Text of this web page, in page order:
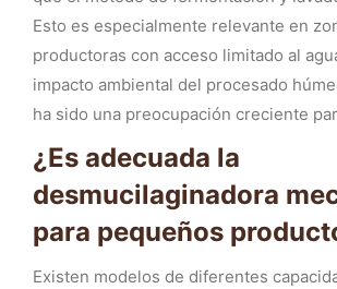
Esto es especialmente relevante en
productoras con acceso limitado al
impacto ambiental del procesado
ha sido una preocupación creciente
¿Es adecuada la
desmucilaginadora
para pequeños
Existen modelos de diferentes